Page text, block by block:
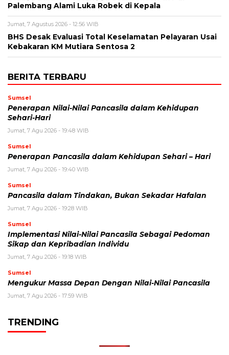
Palembang Alami Luka Robek di Kepala
Jumat, 7 Agustus 2026 - 12:56 WIB
BHS Desak Evaluasi Total Keselamatan Pelayaran Usai
Kebakaran KM Mutiara Sentosa 2
BERITA TERBARU
Sumsel
Penerapan Nilai-Nilai Pancasila dalam Kehidupan
Sehari-Hari
Jumat, 7 Agu 2026 - 19:48 WIB
Sumsel
Penerapan Pancasila dalam Kehidupan Sehari – Hari
Jumat, 7 Agu 2026 - 19:40 WIB
Sumsel
Pancasila dalam Tindakan, Bukan Sekadar Hafalan
Jumat, 7 Agu 2026 - 19:28 WIB
Sumsel
Implementasi Nilai-Nilai Pancasila Sebagai Pedoman
Sikap dan Kepribadian Individu
Jumat, 7 Agu 2026 - 19:18 WIB
Sumsel
Mengukur Massa Depan Dengan Nilai-Nilai Pancasila
Jumat, 7 Agu 2026 - 17:59 WIB
TRENDING